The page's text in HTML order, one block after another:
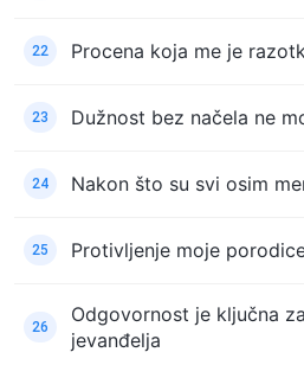
22 Procena koja me je
23 Dužnost bez načela ne
24 Nakon što su svi osim
25 Protivljenje moje
26
Odgovornost je ključna
jevanđelja